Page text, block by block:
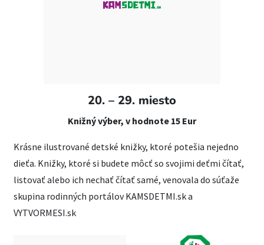
20. – 29. miesto
Knižný výber, v hodnote 15 Eur
Krásne ilustrované detské knižky, ktoré potešia nejedno
dieťa. Knižky, ktoré si budete môcť so svojimi deťmi čítať,
listovať alebo ich nechať čítať samé, venovala do súťaže
skupina rodinných portálov KAMSDETMI.sk a
VYTVORMESI.sk